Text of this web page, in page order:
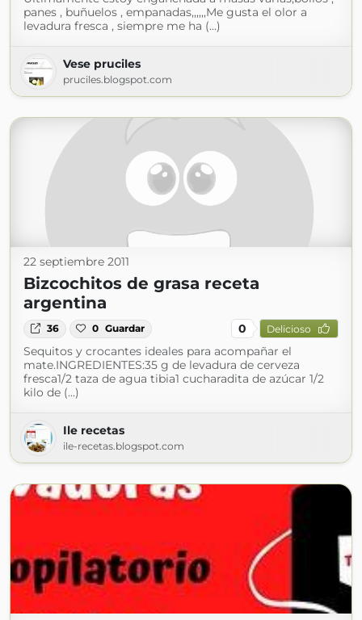
panes , buñuelos , empanadas,,,,,,Me gusta el olor a
levadura fresca , siempre me ha (...)
Vese pruciles
pruciles.blogspot.com
22 septiembre 2011
Bizcochitos de grasa receta
argentina
36 0 Guardar 0 Delicioso
Sequitos y crocantes ideales para acompañar el
mate.INGREDIENTES:35 g de levadura de cerveza
fresca1/2 taza de agua tibia1 cucharadita de azúcar 1/2
kilo de (...)
Ile recetas
ile-recetas.blogspot.com